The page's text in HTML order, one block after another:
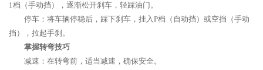
1档（手动挡），逐渐松开刹车，轻踩油门。
停车：将车辆停稳后，踩下刹车，挂入P档（自动挡）或空挡（手动
挡），拉起手刹。
掌握转弯技巧
减速：在转弯前，适当减速，确保安全。